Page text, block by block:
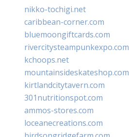
nikko-tochigi.net
caribbean-corner.com
bluemoongiftcards.com
rivercitysteampunkexpo.com
kchoops.net
mountainsideskateshop.com
kirtlandcitytavern.com
301nutritionspot.com
ammos-stores.com
loceanecreations.com